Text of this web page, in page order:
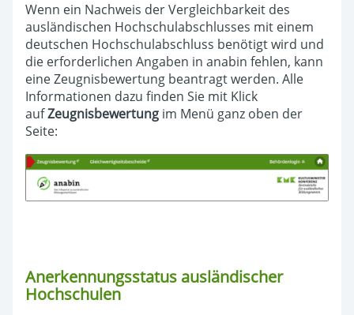
Wenn ein Nachweis der Vergleichbarkeit des
ausländischen Hochschulabschlusses mit einem
deutschen Hochschulabschluss benötigt wird und
die erforderlichen Angaben in anabin fehlen, kann
eine Zeugnisbewertung beantragt werden. Alle
Informationen dazu finden Sie mit Klick
aufZeugnisbewertung im Menü ganz oben der
Seite:
Anerkennungsstatus ausländischer
Hochschulen